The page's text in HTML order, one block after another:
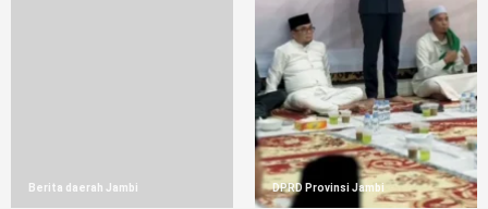
Berita daerah Jambi DPRD Provinsi Jambi